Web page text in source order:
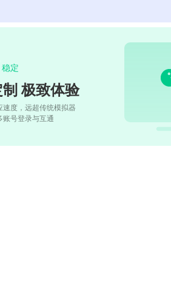
稳定
极致体验
速度，远超传统模拟器
账号登录与互通